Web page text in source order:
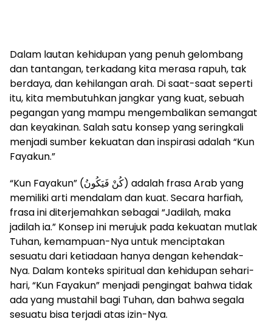
Dalam lautan kehidupan yang penuh gelombang
dan tantangan, terkadang kita merasa rapuh, tak
berdaya, dan kehilangan arah. Di saat-saat seperti
itu, kita membutuhkan jangkar yang kuat, sebuah
pegangan yang mampu mengembalikan semangat
dan keyakinan. Salah satu konsep yang seringkali
menjadi sumber kekuatan dan inspirasi adalah “Kun
Fayakun.”
“Kun Fayakun” (كُنْ فَيَكُونُ) adalah frasa Arab yang
memiliki arti mendalam dan kuat. Secara harfiah,
frasa ini diterjemahkan sebagai “Jadilah, maka
jadilah ia.” Konsep ini merujuk pada kekuatan mutlak
Tuhan, kemampuan-Nya untuk menciptakan
sesuatu dari ketiadaan hanya dengan kehendak-
Nya. Dalam konteks spiritual dan kehidupan sehari-
hari, “Kun Fayakun” menjadi pengingat bahwa tidak
ada yang mustahil bagi Tuhan, dan bahwa segala
sesuatu bisa terjadi atas izin-Nya.